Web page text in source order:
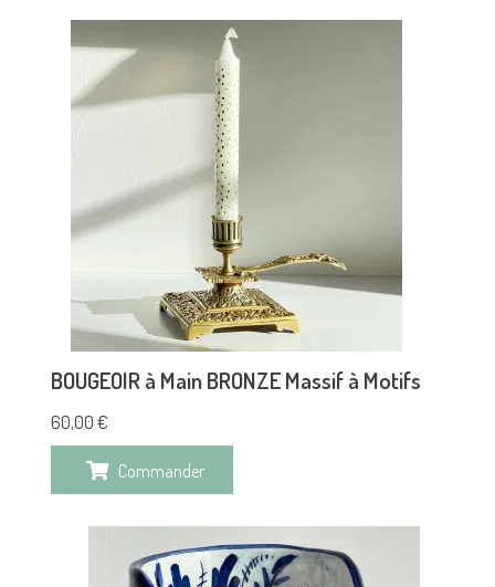
BOUGEOIR à Main BRONZE Massif à Motifs
60,00 €
Commander